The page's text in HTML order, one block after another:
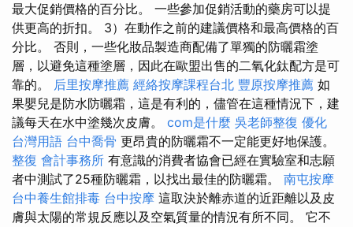
最大促銷價格的百分比。 一些參加促銷活動的藥房可以提
供更高的折扣。 3）在動作之前的建議價格和最高價格的百
分比。 否則，一些化妝品製造商配備了單獨的防曬霜塗
層，以避免這種塗層，因此在歐盟出售的二氧化鈦配方是可
靠的。 后里按摩推薦 經絡按摩課程台北 豐原按摩推薦 如
果嬰兒是防水防曬霜，這是有利的，儘管在這種情況下，建
議每天在水中塗幾次皮膚。 com是什麼 吳老師整復 優化
台灣用語 台中喬骨 更昂貴的防曬霜不一定能更好地保護。
整復 會計事務所 有意識的消費者協會已經在實驗室和志願
者中測試了25種防曬霜，以找出最佳的防曬霜。 南屯按摩
台中養生館排毒 台中按摩 這取決於離赤道的近距離以及皮
膚與太陽的常規反應以及空氣​​質量的情況有所不同。 它不